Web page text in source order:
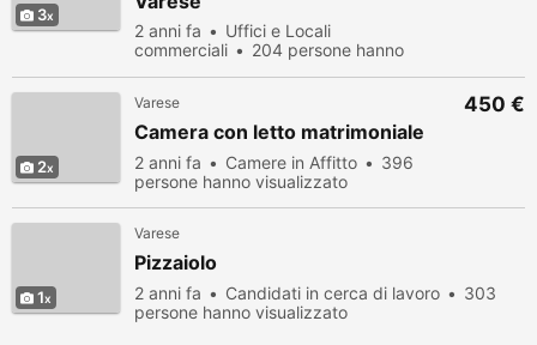
3
2 anni fa
Uffici e Locali
commerciali
204 persone hanno
2
Varese
Camera con letto matrimoniale
2 anni fa Camere in Affitto
396
persone hanno visualizzato
450 €
1
Varese
Pizzaiolo
2 anni fa Candidati in cerca di lavoro
303
persone hanno visualizzato